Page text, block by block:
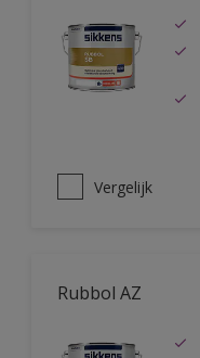
Vergelijk
Rubbol AZ